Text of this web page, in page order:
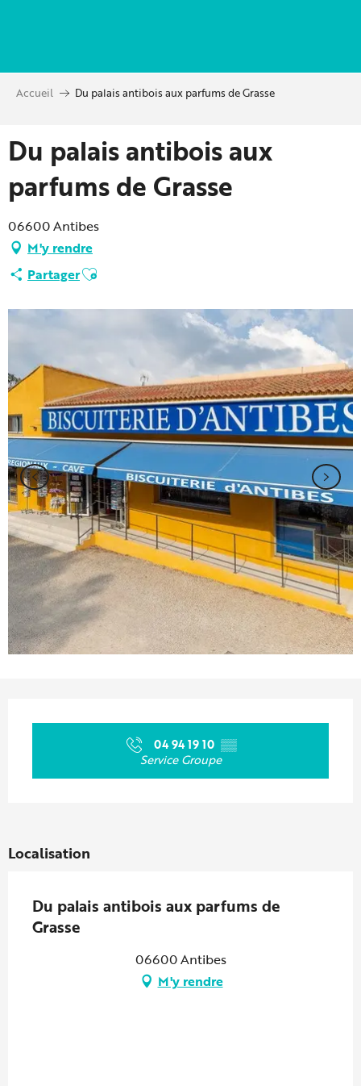
principal
Accueil Du palais antibois aux parfums de Grasse
Du palais antibois aux
parfums de Grasse
06600 Antibes
M'y rendre
PartagerAjouter aux favoris
04 94 19 10 ▒▒
Service Groupe
Localisation
Du palais antibois aux parfums de
Grasse
06600 Antibes
M'y rendre